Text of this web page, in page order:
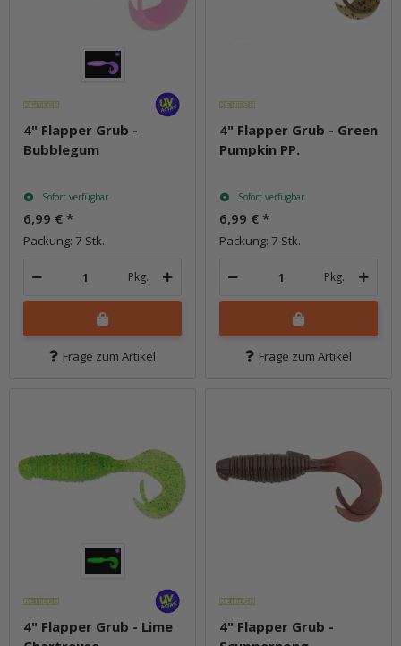
4" Flapper Grub -
Bubblegum
Sofort verfügbar
6,99 € *
Packung: 7 Stk.
Pkg.
Frage zum Artikel
4" Flapper Grub - Green
Pumpkin PP.
Sofort verfügbar
6,99 € *
Packung: 7 Stk.
Pkg.
Frage zum Artikel
4" Flapper Grub - Lime
4" Flapper Grub -